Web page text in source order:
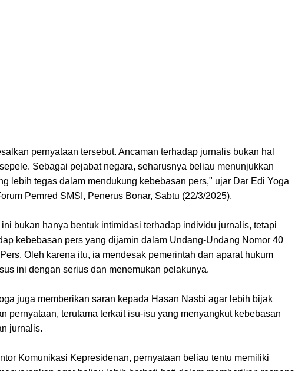
pernyataan tersebut. Ancaman terhadap jurnalis bukan hal
Sebagai pejabat negara, seharusnya beliau menunjukkan
lebih tegas dalam mendukung kebebasan pers," ujar Dar Edi Yoga
Pemred SMSI, Penerus Bonar, Sabtu (22/3/2025).
bukan hanya bentuk intimidasi terhadap individu jurnalis, tetapi
kebebasan pers yang dijamin dalam Undang-Undang Nomor 40
Oleh karena itu, ia mendesak pemerintah dan aparat hukum
ini dengan serius dan menemukan pelakunya.
juga memberikan saran kepada Hasan Nasbi agar lebih bijak
pernyataan, terutama terkait isu-isu yang menyangkut kebebasan
jurnalis.
Komunikasi Kepresidenan, pernyataan beliau tentu memiliki